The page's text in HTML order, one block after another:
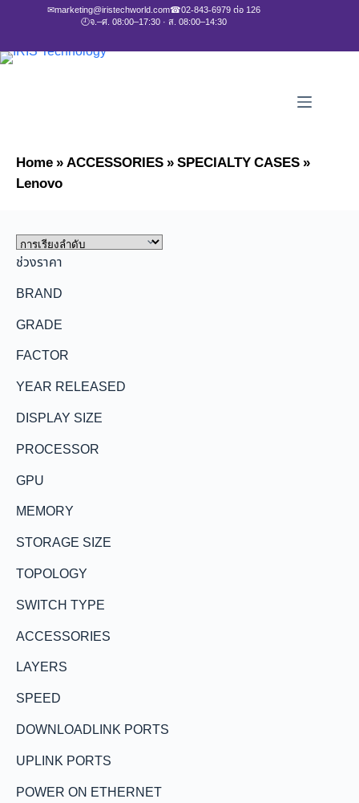
✉marketing@iristechworld.com☎02-843-6979 ต่อ 126
🕘จ.–ศ. 08:00–17:30 · ส. 08:00–14:30
Home»ACCESSORIES»SPECIALTY CASES»
Lenovo
ช่วงราคา
BRAND
GRADE
FACTOR
YEAR RELEASED
DISPLAY SIZE
PROCESSOR
GPU
MEMORY
STORAGE SIZE
TOPOLOGY
SWITCH TYPE
ACCESSORIES
LAYERS
SPEED
DOWNLOADLINK PORTS
UPLINK PORTS
POWER ON ETHERNET